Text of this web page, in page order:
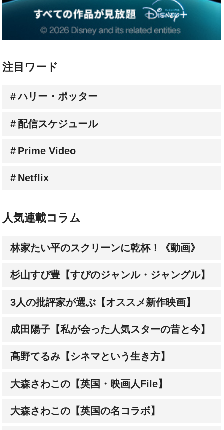
注目ワード
ハリー・ポッター
配信スケジュール
Prime Video
Netflix
林家たい平のスクリーンに乾杯！《動画》
杉山すぴ豊【すぴのジャンル・ジャングル】
3人の批評家が選ぶ【オススメ新作映画】
成田陽子【私が会った人気スターの昔と今】
髙野てるみ【シネマという生き方】
大森さわこの【英国・映画人File】
大森さわこの【英国の名コラボ】
土屋敏男【映画とテレビの近未来日記】